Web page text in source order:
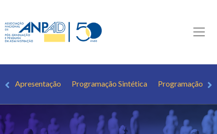
Apresentação Programação Sintética Programação